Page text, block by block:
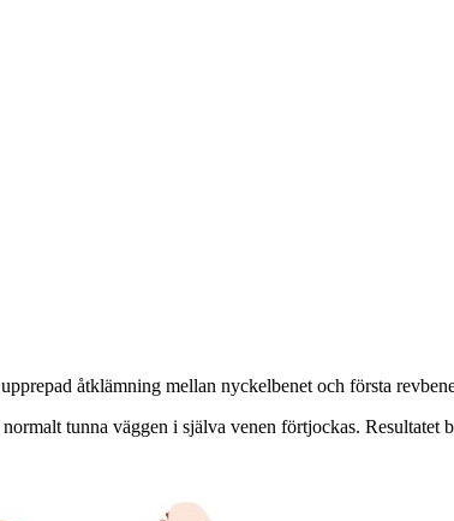
åtklämning mellan nyckelbenet och första
tunna väggen i själva venen förtjockas.